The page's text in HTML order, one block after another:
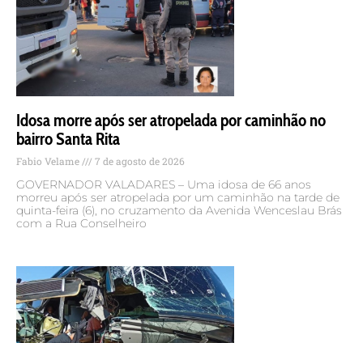
Idosa morre após ser atropelada por caminhão no
bairro Santa Rita
Fabio Velame 7 de agosto de 2026
GOVERNADOR VALADARES – Uma idosa de 66 anos
morreu após ser atropelada por um caminhão na tarde de
quinta-feira (6), no cruzamento da Avenida Wenceslau Brás
com a Rua Conselheiro